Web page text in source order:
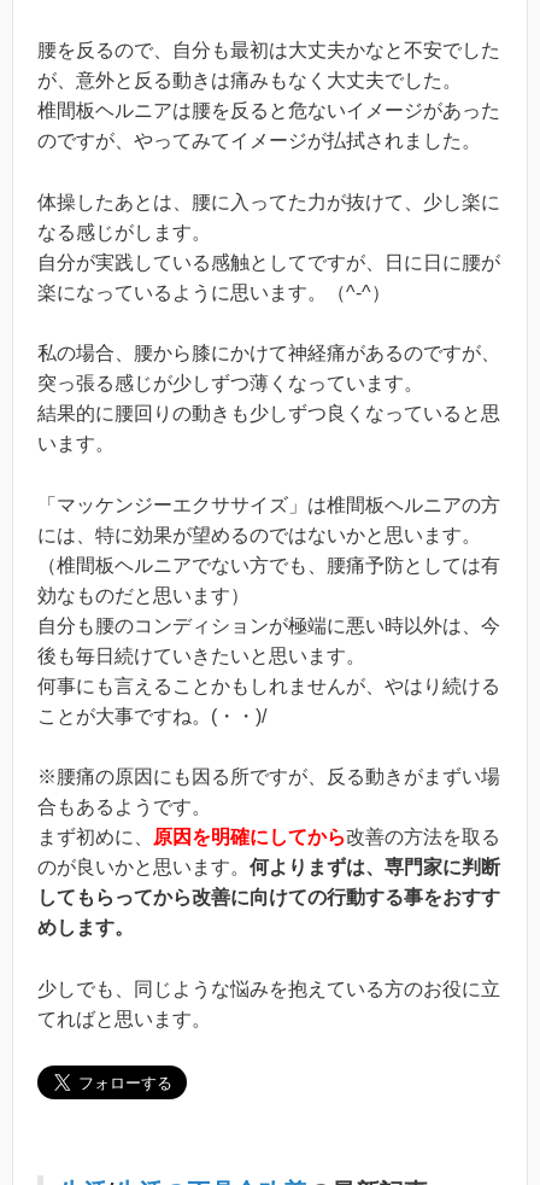
腰を反るので、自分も最初は大丈夫かなと不安でした
が、意外と反る動きは痛みもなく大丈夫でした。
椎間板ヘルニアは腰を反ると危ないイメージがあった
のですが、やってみてイメージが払拭されました。
体操したあとは、腰に入ってた力が抜けて、少し楽に
なる感じがします。
自分が実践している感触としてですが、日に日に腰が
楽になっているように思います。（^-^）
私の場合、腰から膝にかけて神経痛があるのですが、
突っ張る感じが少しずつ薄くなっています。
結果的に腰回りの動きも少しずつ良くなっていると思
います。
「マッケンジーエクササイズ」は椎間板ヘルニアの方
には、特に効果が望めるのではないかと思います。
（椎間板ヘルニアでない方でも、腰痛予防としては有
効なものだと思います）
自分も腰のコンディションが極端に悪い時以外は、今
後も毎日続けていきたいと思います。
何事にも言えることかもしれませんが、やはり続ける
ことが大事ですね。(・・)/
※腰痛の原因にも因る所ですが、反る動きがまずい場
合もあるようです。
まず初めに、
原因を明確にしてから改善の方法を取る
のが良いかと思います。 何よりまずは、専門家に判断
してもらってから改善に向けての行動する事をおすす
めします。
少しでも、同じような悩みを抱えている方のお役に立
てればと思います。